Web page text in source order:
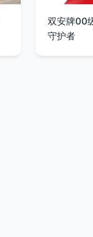
双安牌00
守护者